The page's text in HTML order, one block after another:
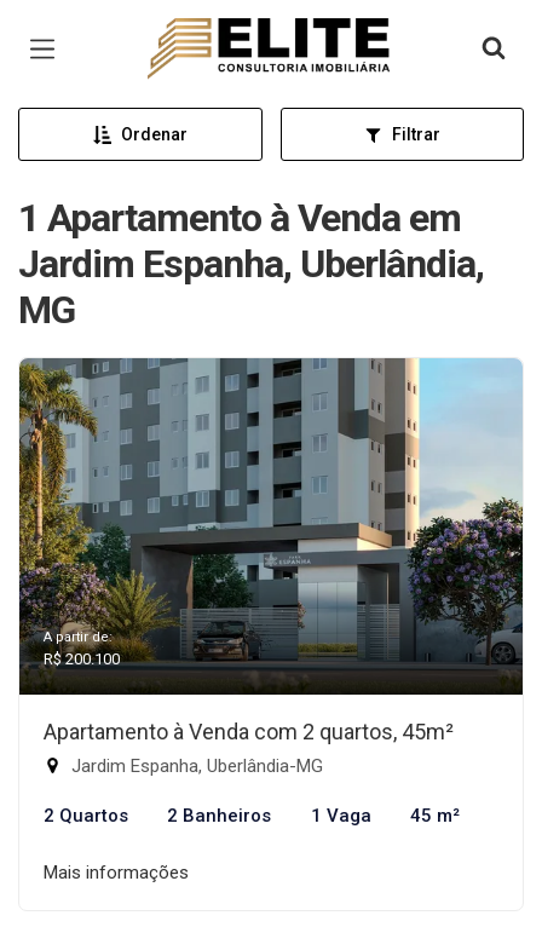
Página inicial
Ordenar Filtrar
1 Apartamento à Venda em
Jardim Espanha, Uberlândia,
MG
A partir de:
R$ 200.100
Apartamento à Venda com 2 quartos, 45m²
Jardim Espanha, Uberlândia-MG
2 Quartos 2 Banheiros 1 Vaga 45 m²
Mais informações